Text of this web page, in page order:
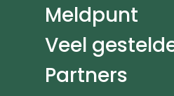
Meldpunt
Veel
Partners